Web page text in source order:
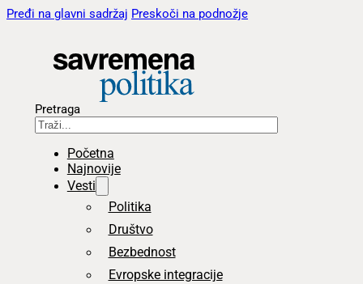
Pređi na glavni sadržaj Preskoči na podnožje
Pretraga
Početna
Najnovije
Vesti
Politika
Društvo
Bezbednost
Evropske integracije